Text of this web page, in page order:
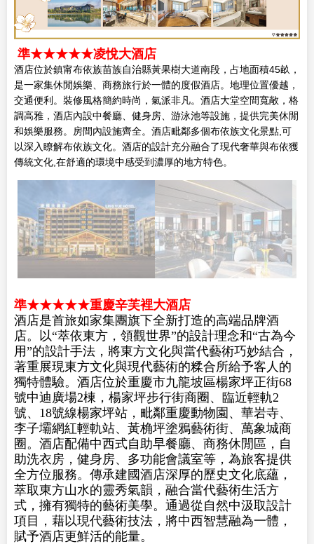
準★★★★★凌悅大酒店
酒店位於鎮甯布依族苗族自治縣黃果樹大道南段，占地面積45畝，
是一家集休閒娛樂、商務旅行於一體的度假酒店。地理位置優越，
交通便利。裝修風格簡約時尚，氣派非凡。酒店大堂空間寬敞，格
調高雅，酒店內設中餐廳、健身房、游泳池等設施，提供完美休閒
和娛樂服務。房間內設施齊全。酒店毗鄰多個布依族文化景點,可
以深入瞭解布依族文化。酒店的設計充分融合了現代奢華與布依獲
傳統文化,在舒適的環境中感受到濃厚的地方特色。
準★★★★★重慶辛芙裡大酒店
酒店是首旅如家集團旗下全新打造的高端品牌酒
店。以“萃依東方，領觀世界”的設計理念和“古為今
用”的設計手法，將東方文化與當代藝術巧妙結合，
著重展現東方文化與現代藝術的糅合所給予客人的
獨特體驗。酒店位於重慶市九龍坡區楊家坪正街68
號中迪廣場2棟，楊家坪步行街商圈、臨近輕軌2
號、18號線楊家坪站，毗鄰重慶動物園、華岩寺、
李子壩網紅輕軌站、黃桷坪塗鴉藝術街、萬象城商
圈。酒店配備中西式自助早餐廳、商務休閒區，自
助洗衣房，健身房、多功能會議室等，為旅客提供
全方位服務。傳承建國酒店深厚的歷史文化底蘊，
萃取東方山水的靈秀氣韻，融合當代藝術生活方
式，擁有獨特的藝術美學。通過從自然中汲取設計
項目，藉以現代藝術技法，將中西智慧融為一體，
賦予酒店更鮮活的能量。